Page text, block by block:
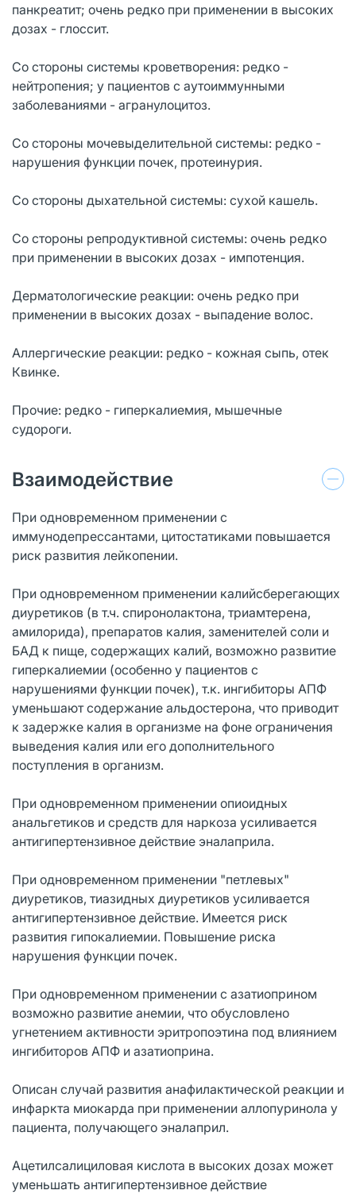
панкреатит; очень редко при применении в высоких
дозах - глоссит.
Со стороны системы кроветворения: редко -
нейтропения; у пациентов с аутоиммунными
заболеваниями - агранулоцитоз.
Со стороны мочевыделительной системы: редко -
нарушения функции почек, протеинурия.
Со стороны дыхательной системы: сухой кашель.
Со стороны репродуктивной системы: очень редко
при применении в высоких дозах - импотенция.
Дерматологические реакции: очень редко при
применении в высоких дозах - выпадение волос.
Аллергические реакции: редко - кожная сыпь, отек
Квинке.
Прочие: редко - гиперкалиемия, мышечные
судороги.
Взаимодействие
При одновременном применении с
иммунодепрессантами, цитостатиками повышается
риск развития лейкопении.
При одновременном применении калийсберегающих
диуретиков (в т.ч. спиронолактона, триамтерена,
амилорида), препаратов калия, заменителей соли и
БАД к пище, содержащих калий, возможно развитие
гиперкалиемии (особенно у пациентов с
нарушениями функции почек), т.к. ингибиторы АПФ
уменьшают содержание альдостерона, что приводит
к задержке калия в организме на фоне ограничения
выведения калия или его дополнительного
поступления в организм.
При одновременном применении опиоидных
анальгетиков и средств для наркоза усиливается
антигипертензивное действие эналаприла.
При одновременном применении "петлевых"
диуретиков, тиазидных диуретиков усиливается
антигипертензивное действие. Имеется риск
развития гипокалиемии. Повышение риска
нарушения функции почек.
При одновременном применении с азатиоприном
возможно развитие анемии, что обусловлено
угнетением активности эритропоэтина под влиянием
ингибиторов АПФ и азатиоприна.
Описан случай развития анафилактической реакции и
инфаркта миокарда при применении аллопуринола у
пациента, получающего эналаприл.
Ацетилсалициловая кислота в высоких дозах может
уменьшать антигипертензивное действие